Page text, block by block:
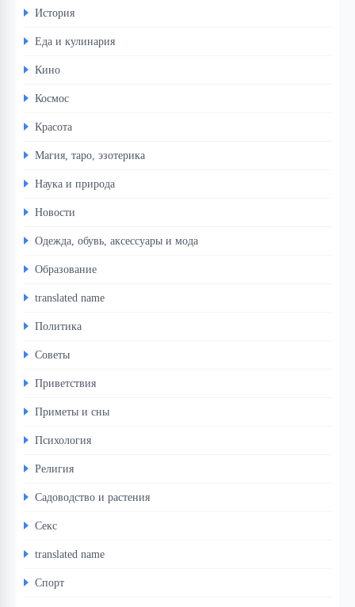
История
Еда и кулинария
Кино
Космос
Красота
Магия, таро, эзотерика
Наука и природа
Новости
Одежда, обувь, аксессуары и мода
Образование
translated name
Политика
Советы
Приветствия
Приметы и сны
Психология
Религия
Садоводство и растения
Секс
translated name
Спорт